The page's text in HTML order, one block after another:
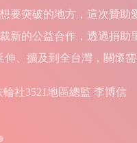
要突破的地方，這次贊助
新的公益合作，透過捐助
伸、擴及到全台灣，關懷
輪社3521地區總監 李博信